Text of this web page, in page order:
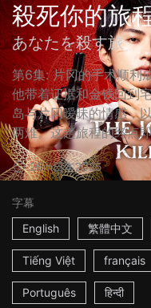
殺死你的旅
あなたを殺す旅
第6集: 片冈的手术顺利
他带着证据和金钱回到
岛与片冈暧昧的情感，
两难。这趟旅程的终点​​
26m日本2025
字幕
English
繁體中文
Tiếng Việt français
Português हिन्दी